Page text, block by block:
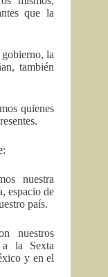
que la
la
también
quienes
nuestra
espacio de
país.
nuestros
a la Sexta
y en el